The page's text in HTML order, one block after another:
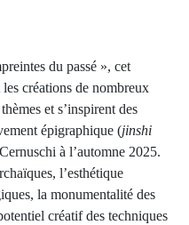
du passé », cet
créations de nombreux
et s’inspirent des
épigraphique (jinshi
à l’automne 2025.
l’esthétique
la monumentalité des
créatif des techniques